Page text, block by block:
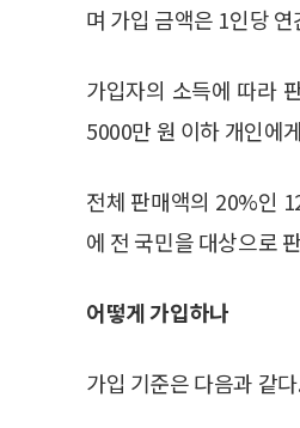
며 가입 금액은 1인당
가입자의 소득에 따라
5000만 원 이하 개인에
전체 판매액의 20%인
에 전 국민을 대상으로
어떻게 가입하나
가입 기준은 다음과 같